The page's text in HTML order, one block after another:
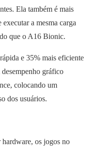
Ela também é mais
a mesma carga
que o A16 Bionic.
e 35% mais eficiente
gráfico
colocando um
dos usuários.
os jogos no